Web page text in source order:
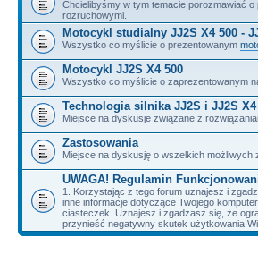
Chcielibyśmy w tym temacie porozmawiać
rozruchowymi.
Motocykl studialny JJ2S X4 500 -
Wszystko co myślicie o prezentowanym
Motocykl JJ2S X4 500
Wszystko co myślicie o zaprezentowanym
Technologia silnika JJ2S i JJ2S X4
Miejsce na dyskusje związane z
Zastosowania
Miejsce na dyskusję o wszelkich możliwych
UWAGA! Regulamin
1. Korzystając z tego forum uznajesz i
inne informacje dotyczące Twojego
ciasteczek. Uznajesz i zgadzasz się, że
przynieść negatywny skutek użytkowania